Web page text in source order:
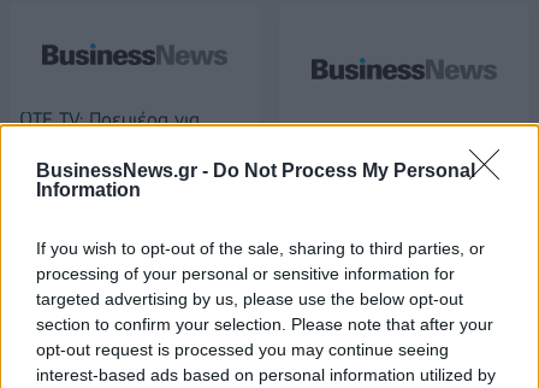
BusinessNews.gr - Do Not Process My Personal
Information
If you wish to opt-out of the sale, sharing to third parties, or
processing of your personal or sensitive information for
targeted advertising by us, please use the below opt-out
section to confirm your selection. Please note that after your
opt-out request is processed you may continue seeing
interest-based ads based on personal information utilized by
ΟΤΕ ΤV: Πρεμιέρα για
10/03/2016 - 02:00
Κρέτσος: Αποκλειστική
αρμοδιότητα της
11/03/2016 - 02:00